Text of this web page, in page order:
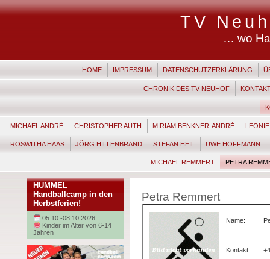
TV
… wo
HOME IMPRESSUM DATENSCHUTZERKLÄRUNG
CHRONIK DES TV NEUHOF
MICHAEL ANDRÉ CHRISTOPHER AUTH MIRIAM BENKNER-ANDRÉ
ROSWITHA HAAS JÖRG HILLENBRAND STEFAN HEIL UWE HOFFMANN
MICHAEL REMMERT PETRA
HUMMEL
Handballcamp in den
Herbstferien!
05.10.-08.10.2026
Kinder im Alter von 6-14
Jahren
Petra Remmert
Name:
Kontakt: